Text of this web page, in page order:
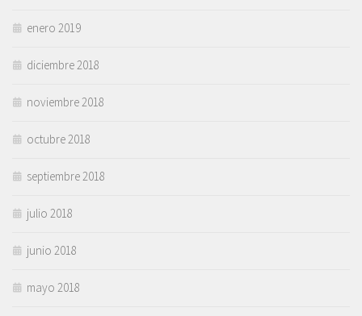
enero 2019
diciembre 2018
noviembre 2018
octubre 2018
septiembre 2018
julio 2018
junio 2018
mayo 2018